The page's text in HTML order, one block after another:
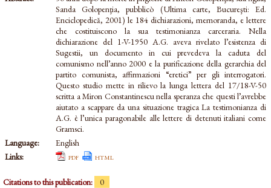
Sanda Golopenţia, pubblicò (Ultima carte, Bucureşti: Ed.
Enciclopedică, 2001) le 184 dichiarazioni, memoranda, e lettere
che costituiscono la sua testimonianza carceraria. Nella
dichiarazione del 1-V-1950 A.G. aveva rivelato l’esistenza di
Sugestii, un documento in cui prevedeva la caduta del
comunismo nell’anno 2000 e la purificazione della gerarchia del
partito comunista, affirmazioni “eretici” per gli interrogatori.
Questo studio mette in rilievo la lunga lettera del 17/18-V-50
scritta a Miron Constantinescu nella speranza che questi l’avrebbe
aiutato a scappare da una situazione tragica La testimonianza di
A.G. è l’unica paragonabile alle lettere di detenuti italiani come
Gramsci.
Language:
English
Links:
pdf html
Citations to this publication: 0